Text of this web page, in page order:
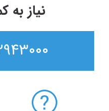
نیاز به
۵۲۹۴۳۰۰۰